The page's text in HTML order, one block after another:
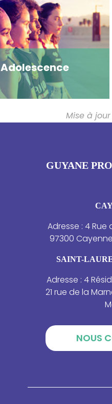
Adolescence
Mise à
GUYANE
Adresse : 4 Rue
97300
SAINT-
Adresse : 4
21 rue de la
NOUS